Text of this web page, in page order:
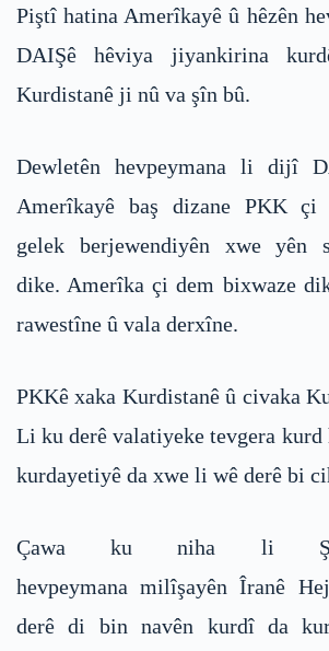
Piştî hatina Amerîkayê û hêzên
DAIŞê hêviya jiyankirina
Kurdistanê ji nû va şîn bû.
Dewletên hevpeymana li dijî
Amerîkayê baş dizane PKK çi
gelek berjewendiyên xwe yên
dike. Amerîka çi dem bixwaze
rawestîne û vala derxîne.
PKKê xaka Kurdistanê û civaka
Li ku derê valatiyeke tevgera kurd
kurdayetiyê da xwe li wê derê bi
Çawa ku niha li
hevpeymana milîşayên Îranê
derê di bin navên kurdî da